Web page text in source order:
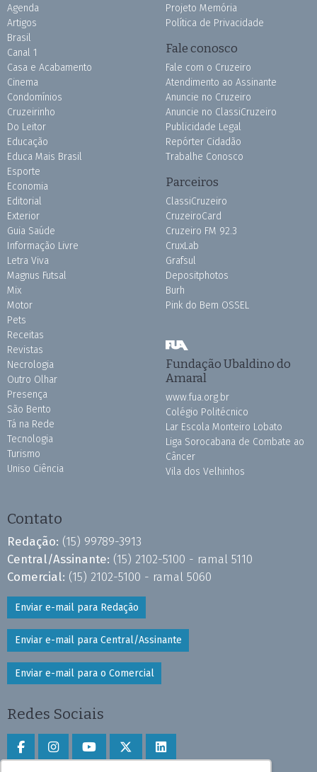
Agenda
Artigos
Brasil
Canal 1
Casa e Acabamento
Cinema
Condomínios
Cruzeirinho
Do Leitor
Educação
Educa Mais Brasil
Esporte
Economia
Editorial
Exterior
Guia Saúde
Informação Livre
Letra Viva
Magnus Futsal
Mix
Motor
Pets
Receitas
Revistas
Necrologia
Outro Olhar
Presença
São Bento
Tá na Rede
Tecnologia
Turismo
Uniso Ciência
Projeto Memória
Política de Privacidade
Fale conosco
Fale com o Cruzeiro
Atendimento ao Assinante
Anuncie no Cruzeiro
Anuncie no ClassiCruzeiro
Publicidade Legal
Repórter Cidadão
Trabalhe Conosco
Parceiros
ClassiCruzeiro
CruzeiroCard
Cruzeiro FM 92.3
CruxLab
Grafsul
Depositphotos
Burh
Pink do Bem OSSEL
Fundação Ubaldino do
Amaral
www.fua.org.br
Colégio Politécnico
Lar Escola Monteiro Lobato
Liga Sorocabana de Combate ao
Câncer
Vila dos Velhinhos
Contato
Redação: (15) 99789-3913
Central/Assinante: (15) 2102-5100 - ramal 5110
Comercial: (15) 2102-5100 - ramal 5060
Enviar e-mail para Redação
Enviar e-mail para Central/Assinante
Enviar e-mail para o Comercial
Redes Sociais